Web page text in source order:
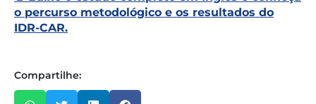
o percurso metodológico e os resultados do
IDR-CAR.
Compartilhe: